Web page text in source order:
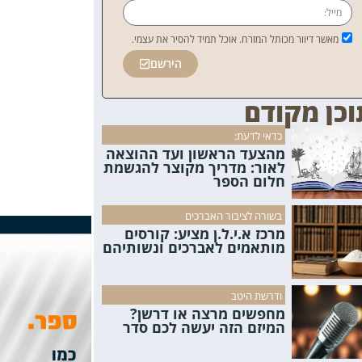
מאשר דיוור מכותל המזרח. אוכל תמיד להסיר את עצמי.
הירשם
מקודם
כדאי לדעת:
מהצעד הראשון ועד ההוצאה
לאור: מדריך מקוצר להגשמת
חלום הספר
בשורה לציבור האברכים
מרכז א.י.ל.ן מציע: קורסים
מותאמים לאברכים ונשותיהם
ודרשת היטב
מחפשים מרצה או דרשן?
המיזם הזה יעשה לכם סדר